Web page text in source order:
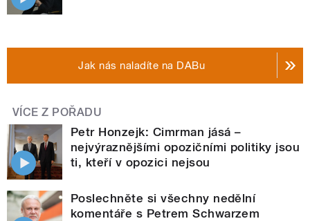
Jak nás naladíte na DABu
VÍCE Z POŘADU
Petr Honzejk: Cimrman jásá –
nejvýraznějšími opozičními politiky jsou
ti, kteří v opozici nejsou
Poslechněte si všechny nedělní
komentáře s Petrem Schwarzem